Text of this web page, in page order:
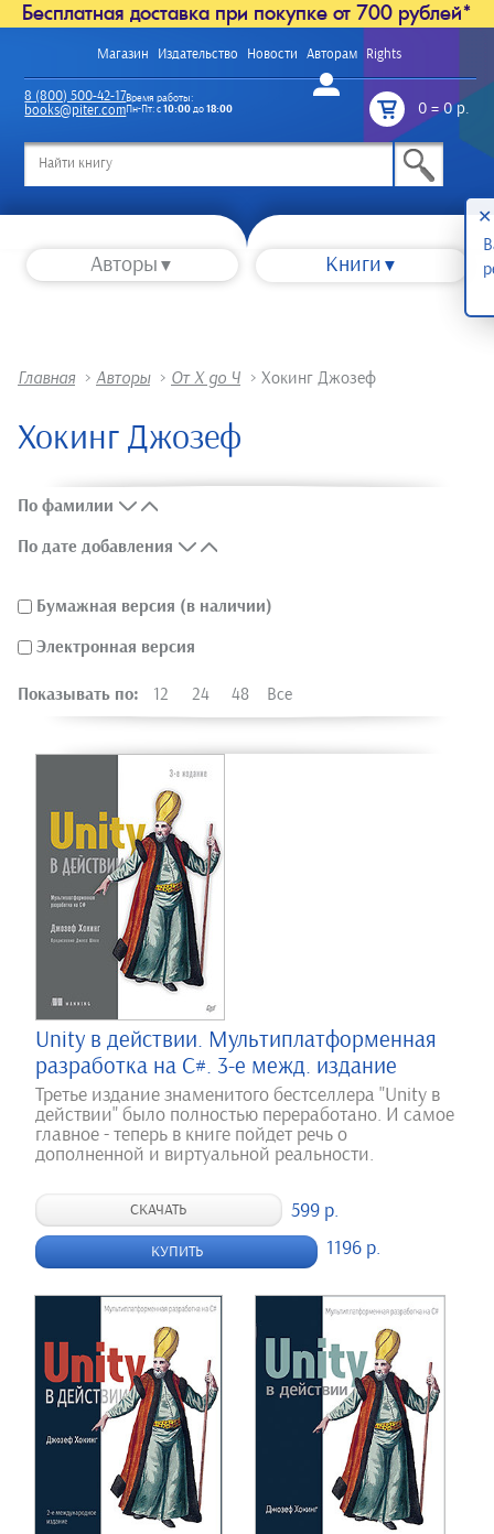
Бесплатная доставка при покупке от 700 рублей*
Магазин Издательство Новости Авторам Rights
Войти
0=0 р.
8 (800) 500-42-17
books@piter.com
Время работы:
Пн-Пт: с10:00до18:00
Авторы Книги
Главная > Авторы > От Х до Ч > Хокинг Джозеф
Хокинг Джозеф
По фамилии
По дате добавления
Бумажная версия (в наличии)
Электронная версия
Показывать по: 12 24 48 Все
Unity в действии. Мультиплатформенная
разработка на C#. 3-е межд. издание
Третье издание знаменитого бестселлера "Unity в
действии" было полностью переработано. И самое
главное - теперь в книге пойдет речь о
дополненной и виртуальной реальности.
СКАЧАТЬ 599 р.
КУПИТЬ 1196 р.
✕